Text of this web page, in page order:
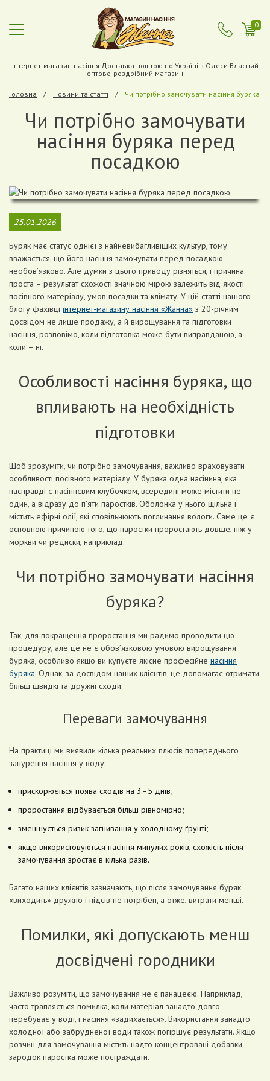
0
Інтернет-магазин насіння Доставка поштою по Україні з Одеси Власний
оптово-роздрібний магазин
Головна Новини та статті Чи потрібно замочувати насіння буряка
Чи потрібно замочувати
насіння буряка перед
посадкою
25.01.2026
Буряк має статус однієї з найневибагливіших культур, тому
вважається, що його насіння замочувати перед посадкою
необов’язково. Але думки з цього приводу різняться, і причина
проста – результат схожості значною мірою залежить від якості
посівного матеріалу, умов посадки та клімату. У цій статті нашого
блогу фахівці інтернет-магазину насіння «Жанна» з 20-річним
досвідом не лише продажу, а й вирощування та підготовки
насіння, розповімо, коли підготовка може бути виправданою, а
коли – ні.
Особливості насіння буряка, що
впливають на необхідність
підготовки
Щоб зрозуміти, чи потрібно замочування, важливо враховувати
особливості посівного матеріалу. У буряка одна насінина, яка
насправді є насіннєвим клубочком, всередині може містити не
один, а відразу до п’яти паростків. Оболонка у нього щільна і
містить ефірні олії, які сповільнюють поглинання вологи. Саме це є
основною причиною того, що паростки проростають довше, ніж у
моркви чи редиски, наприклад.
Чи потрібно замочувати насіння
буряка?
Так, для покращення проростання ми радимо проводити цю
процедуру, але це не є обов’язковою умовою вирощування
буряка, особливо якщо ви купуєте якісне професійне насіння
буряка. Однак, за досвідом наших клієнтів, це допомагає отримати
більш швидкі та дружні сходи.
Переваги замочування
На практиці ми виявили кілька реальних плюсів попереднього
занурення насіння у воду:
прискорюється поява сходів на 3–5 днів;
проростання відбувається більш рівномірно;
зменшується ризик загнивання у холодному ґрунті;
якщо використовуються насіння минулих років, схожість після
замочування зростає в кілька разів.
Багато наших клієнтів зазначають, що після замочування буряк
«виходить» дружно і підсів не потрібен, а отже, витрати менші.
Помилки, які допускають менш
досвідчені городники
Важливо розуміти, що замочування не є панацеєю. Наприклад,
часто трапляється помилка, коли матеріал занадто довго
перебуває у воді, і насіння «задихається». Використання занадто
холодної або забрудненої води також погіршує результати. Якщо
розчин для замочування містить надто концентровані добавки,
зародок паростка може постраждати.